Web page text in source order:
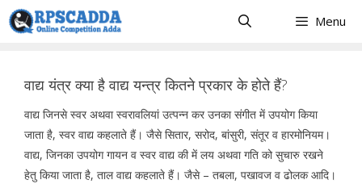
Skip
to
Menu
वाद्य यंत्र क्या है वाद्य यन्त्र कितने प्रकार के होते हैं?
वाद्य जिनसे स्वर अथवा स्वरावलियां उत्पन्न कर उनका संगीत में उपयोग किया
जाता है, स्वर वाद्य कहलाते हैं। जैसे सितार, सरोद, बांसुरी, संतूर व हारमोनियम।
वाद्य, जिनका उपयोग गायन व स्वर वाद्य की में लय अथवा गति को सुचारु रखने
हेतु किया जाता है, ताल वाद्य कहलाते हैं। जैसे – तबला, पखावज व ढोलक आदि।